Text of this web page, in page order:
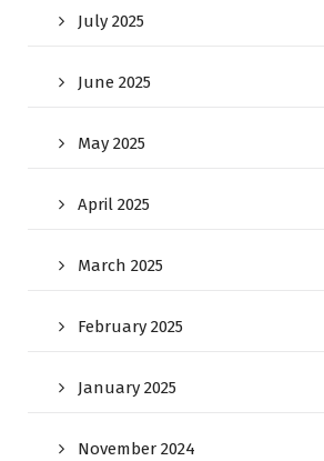
July 2025
June 2025
May 2025
April 2025
March 2025
February 2025
January 2025
November 2024